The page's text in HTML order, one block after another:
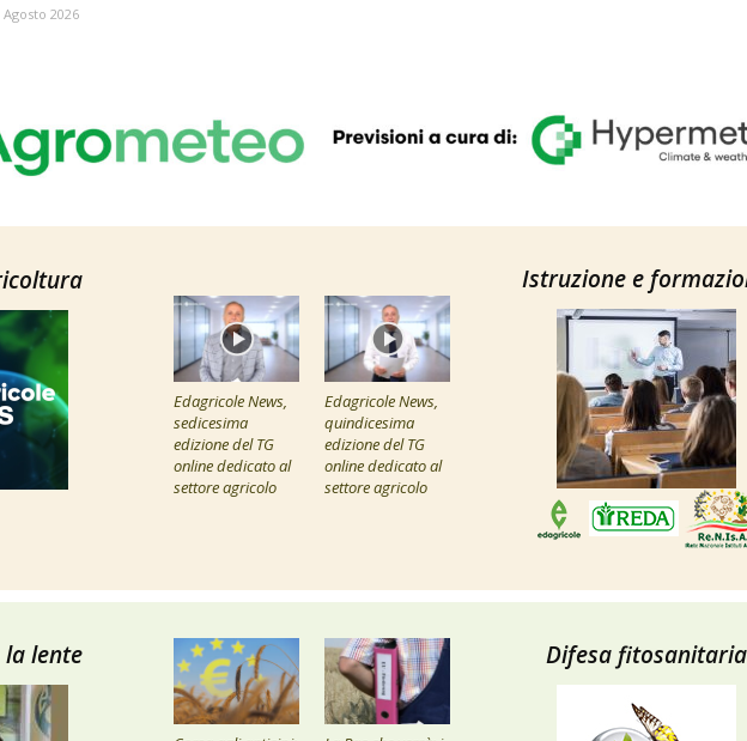
Agosto 2026
Edagricole News,
sedicesima
edizione del TG
online dedicato al
settore agricolo
Edagricole News,
quindicesima
edizione del TG
online dedicato al
settore agricolo
Istruzione e
la lente Difesa fitosanitaria